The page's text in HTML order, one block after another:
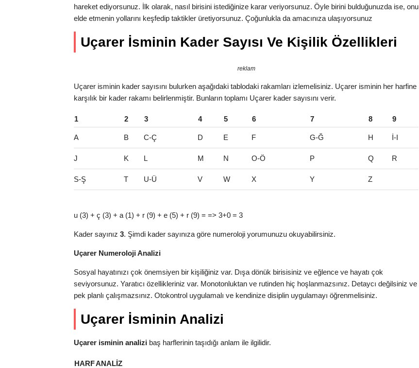
hareket ediyorsunuz. İlk olarak, nasıl birisini istediğinize karar veriyorsunuz. Öyle birini bulduğunuzda ise, onu
elde etmenin yollarını keşfedip taktikler üretiyorsunuz. Çoğunlukla da amacınıza ulaşıyorsunuz
Uçarer İsminin Kader Sayısı Ve Kişilik Özellikleri
reklam
Uçarer isminin kader sayısını bulurken aşağıdaki tablodaki rakamları izlemelisiniz. Uçarer isminin her harfine
karşılık bir kader rakamı belirlenmiştir. Bunların toplamı Uçarer kader sayısını verir.
1 2 3 4 5 6 7 8 9
A B C-Ç D E F G-Ğ H İ-I
J K L M N O-Ö P Q R
S-Ş T U-Ü V W X Y Z
u (3) + ç (3) + a (1) + r (9) + e (5) + r (9) = => 3+0 = 3
Kader sayınız 3. Şimdi kader sayınıza göre numeroloji yorumunuzu okuyabilirsiniz.
Uçarer Numeroloji Analizi
Sosyal hayatınızı çok önemsiyen bir kişiliğiniz var. Dışa dönük birisisiniz ve eğlence ve hayatı çok
seviyorsunuz. Yaratıcı özellikleriniz var. Monotonluktan ve rutinden hiç hoşlanmazsınız. Detaycı değilsiniz ve
pek planlı çalışmazsınız. Otokontrol uygulamalı ve kendinize disiplin uygulamayı öğrenmelisiniz.
Uçarer İsminin Analizi
Uçarer isminin analizi baş harflerinin taşıdığı anlam ile ilgilidir.
HARFANALIZ